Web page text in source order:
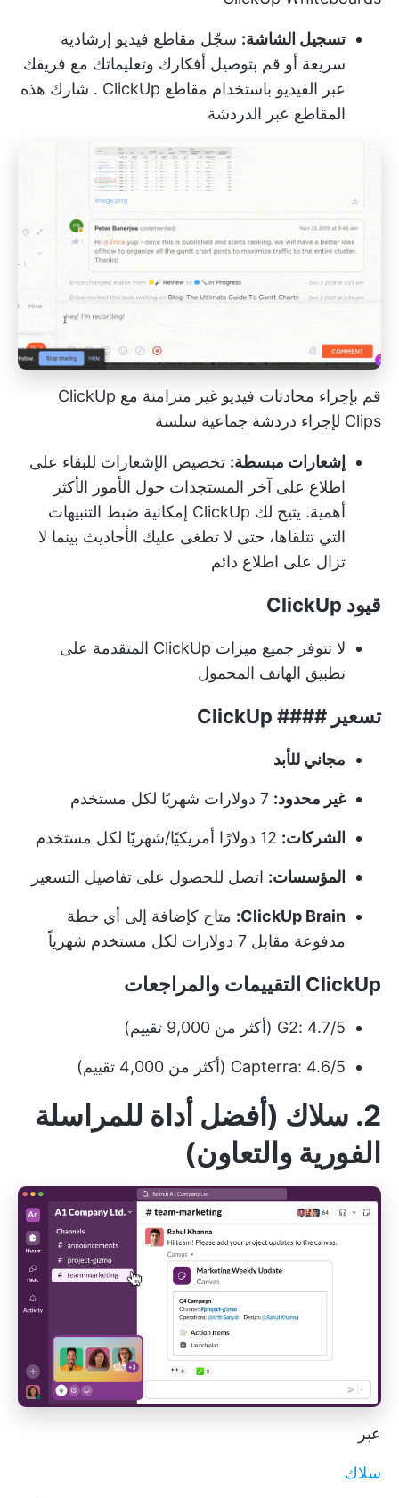
تسجيل الشاشة: سجّل مقاطع فيديو إرشادية
سريعة أو قم بتوصيل أفكارك وتعليماتك مع فريقك
عبر الفيديو باستخدام مقاطع ClickUp
. شارك هذه
المقاطع عبر الدردشة
قم بإجراء محادثات فيديو غير متزامنة مع ClickUp
Clips لإجراء دردشة جماعية سلسة
إشعارات مبسطة: تخصيص الإشعارات للبقاء على
اطلاع على آخر المستجدات حول الأمور الأكثر
أهمية. يتيح لك ClickUp إمكانية ضبط التنبيهات
التي تتلقاها، حتى لا تطغى عليك الأحاديث بينما لا
تزال على اطلاع دائم
قيود ClickUp
لا تتوفر جميع ميزات ClickUp المتقدمة على
تطبيق الهاتف المحمول
تسعير #### ClickUp
مجاني للأبد
غير محدود:
الشركات:
المؤسسات: اتصل للحصول على تفاصيل التسعير
ClickUp Brain: متاح كإضافة إلى أي خطة
مدفوعة مقابل 7 دولارات لكل مستخدم شهرياً
ClickUp التقييمات والمراجعات
G2: 4.7/5 (أكثر من 9,000 تقييم)
Capterra: 4.6/5 (أكثر من 4,000 تقييم)
2. سلاك (أفضل أداة للمراسلة
الفورية والتعاون)
عبر
سلاك